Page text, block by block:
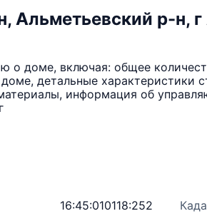
Альметьевский р-н,
доме, включая: общее
детальные характеристики
информация об
16:45:010118:252